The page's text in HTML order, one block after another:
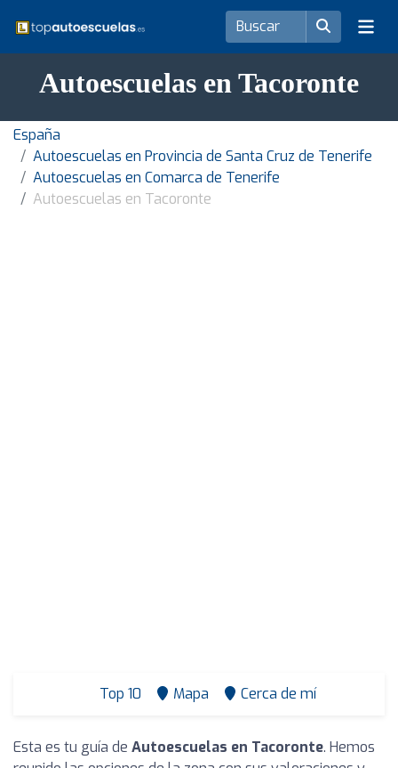
Autoescuelas en Tacoronte
España
Autoescuelas en Provincia de Santa Cruz de Tenerife
Autoescuelas en Comarca de Tenerife
Autoescuelas en Tacoronte
Top 10 Mapa Cerca de mí
Esta es tu guía de Autoescuelas en Tacoronte. Hemos